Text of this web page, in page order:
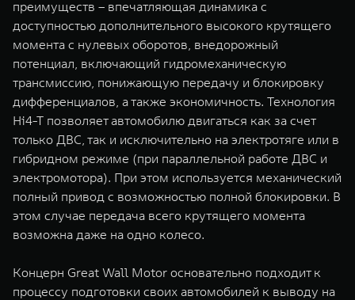
преимуществ – впечатляющая динамика с
доступностью дополнительного высокого крутящего
момента с нулевых оборотов, внедорожный
потенциал, включающий гидромеханическую
трансмиссию, понижающую передачу и блокировку
дифференциалов, а также экономичность. Технология
Hi4-T позволяет автомобилю двигаться как за счет
только ДВС, так и исключительно на электротяге или в
гибридном режиме (при параллельной работе ДВС и
электромотора). При этом используется механический
полный привод с возможностью полной блокировки. В
этом случае передача всего крутящего момента
возможна даже на одно колесо.
Концерн Great Wall Motor основательно подходит к
процессу подготовки своих автомобилей к выводу на